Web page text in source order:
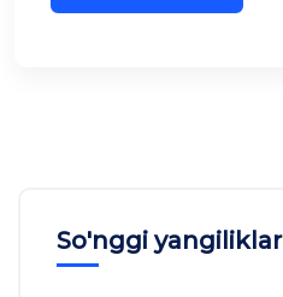
So'nggi yangiliklar